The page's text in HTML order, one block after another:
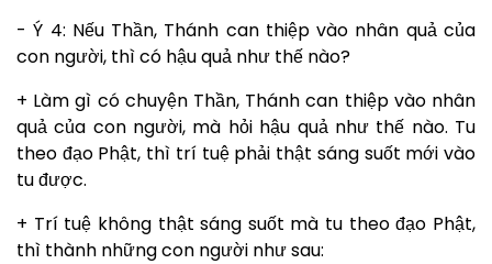
- Ý 4: Nếu Thần, Thánh can thiệp vào nhân quả của
con người, thì có hậu quả như thế nào?
+ Làm gì có chuyện Thần, Thánh can thiệp vào nhân
quả của con người, mà hỏi hậu quả như thế nào. Tu
theo đạo Phật, thì trí tuệ phải thật sáng suốt mới vào
tu được.
+ Trí tuệ không thật sáng suốt mà tu theo đạo Phật,
thì thành những con người như sau: